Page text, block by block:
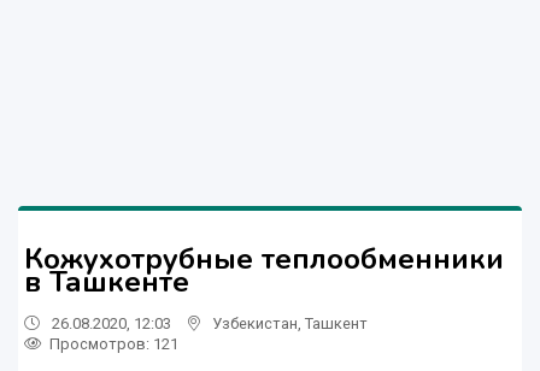
Кожухотрубные теплообменники
в Ташкенте
26.08.2020, 12:03 Узбекистан Ташкент
Просмотров: 121